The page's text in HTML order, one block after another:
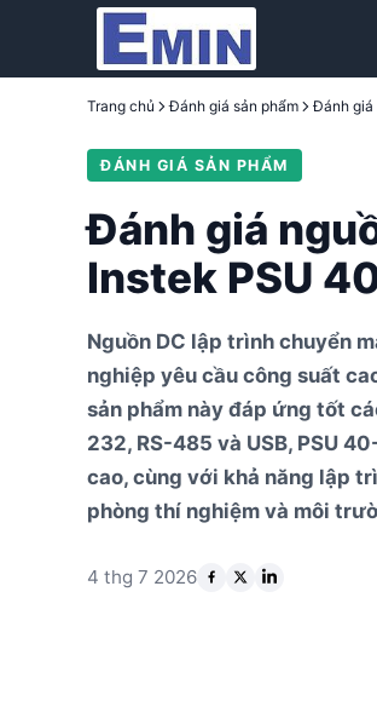
Trang chủ Đánh giá sản phẩm
ĐÁNH GIÁ SẢN PHẨM
Đánh giá
Instek PSU
Nguồn DC lập trình chuyển
nghiệp yêu cầu công suất
sản phẩm này đáp ứng tốt
232, RS-485 và USB, PSU
cao, cùng với khả năng lập
phòng thí nghiệm và môi
4 thg 7 2026